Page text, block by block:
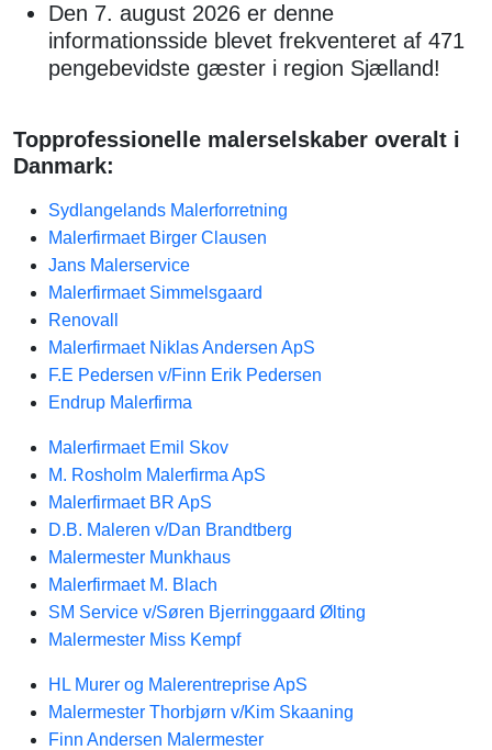
Den 7. august 2026 er denne
informationsside blevet frekventeret af 471
pengebevidste gæster i region Sjælland!
Topprofessionelle malerselskaber overalt i
Danmark:
Sydlangelands Malerforretning
Malerfirmaet Birger Clausen
Jans Malerservice
Malerfirmaet Simmelsgaard
Renovall
Malerfirmaet Niklas Andersen ApS
F.E Pedersen v/Finn Erik Pedersen
Endrup Malerfirma
Malerfirmaet Emil Skov
M. Rosholm Malerfirma ApS
Malerfirmaet BR ApS
D.B. Maleren v/Dan Brandtberg
Malermester Munkhaus
Malerfirmaet M. Blach
SM Service v/Søren Bjerringgaard Ølting
Malermester Miss Kempf
HL Murer og Malerentreprise ApS
Malermester Thorbjørn v/Kim Skaaning
Finn Andersen Malermester